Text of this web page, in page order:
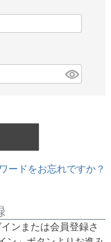
ードをお忘れですか？
ンまたは会員登録さ